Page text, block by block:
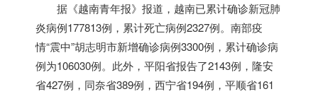
据《越南青年报》报道， 越南已累计确诊新冠肺
炎病例177813例，累计死亡病例2327例。南部疫
情“震中”胡志明市新增确诊病例3300例，累计确诊病
例为106030例。此外，平阳省报告了2143例，隆安
省427例，同奈省389例，西宁省194例，平顺省161